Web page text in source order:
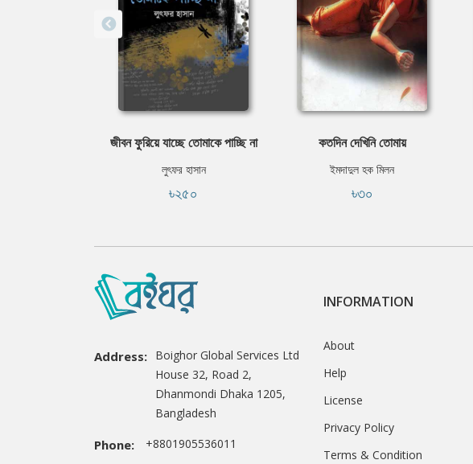
জীবন ফুরিয়ে যাচ্ছে তোমাকে পাচ্ছি না
লুৎফর হাসান
৳২৫০
কতদিন দেখিনি তোমায়
ইমদাদুল হক মিলন
৳৩০
Address: Boighor Global Services Ltd
House 32, Road 2,
Dhanmondi Dhaka 1205,
Bangladesh
Phone: +8801905536011
INFORMATION
About
Help
License
Privacy Policy
Terms & Condition